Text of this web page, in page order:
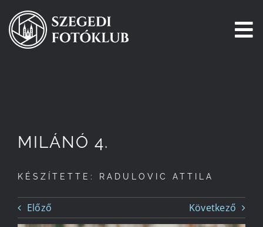
Kihagyás
Pályázatok
Tagjaink
Csatlakozz!
MILÁNÓ 4.
KÉSZÍTETTE: RADULOVIC ATTILA
Előző Következő